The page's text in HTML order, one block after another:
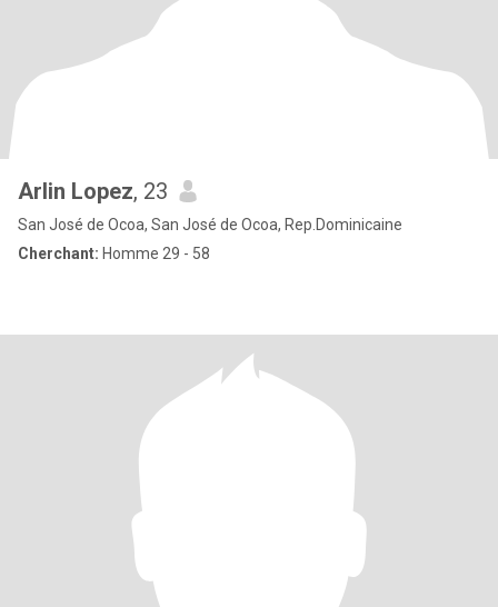
Arlin Lopez, 23
San José de Ocoa, San José de Ocoa, Rep.Dominicaine
Cherchant: Homme 29 - 58